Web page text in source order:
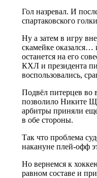
Гол назревал. И
спартаковского
Ну а затем в игру
скамейке оказался…
останется на его
КХЛ и президента
воспользовались,
Подвёл питерцев во
позволило Никите
арбитры приняли
в обе стороны.
Так что проблема
накануне плей-офф
Но вернемся к
равном составе и